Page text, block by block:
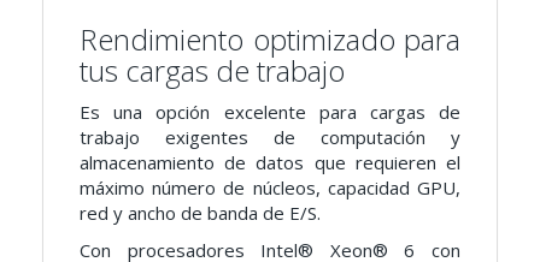
Rendimiento optimizado para
tus cargas de trabajo
Es una opción excelente para cargas de
trabajo exigentes de computación y
almacenamiento de datos que requieren el
máximo número de núcleos, capacidad GPU,
red y ancho de banda de E/S.
Con procesadores Intel® Xeon® 6 con